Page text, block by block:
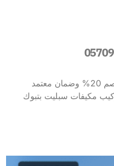
أفضل فنى تركيب مكيفات سبليت تبوك | خصم 20% وضمان معتمد
تركيب مكيفات سبليت بتبوك